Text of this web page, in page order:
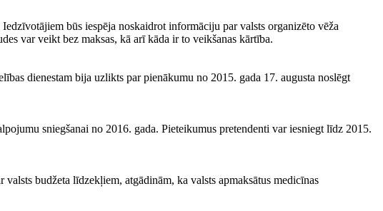
būs iespēja noskaidrot informāciju par valsts organizēto vēža
var veikt bez maksas, kā arī kāda ir to veikšanas kārtība.
dienestam bija uzlikts par pienākumu no 2015. gada 17. augusta noslēgt
sniegšanai no 2016. gada. Pieteikumus pretendenti var iesniegt līdz 2015.
budžeta līdzekļiem, atgādinām, ka valsts apmaksātus medicīnas